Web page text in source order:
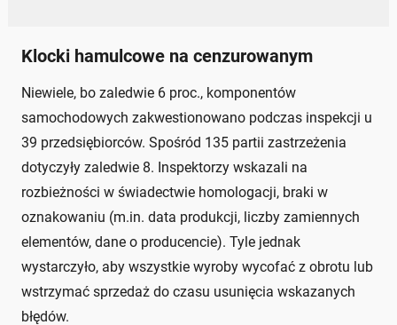
Klocki hamulcowe na cenzurowanym
Niewiele, bo zaledwie 6 proc., komponentów
samochodowych zakwestionowano podczas inspekcji u
39 przedsiębiorców. Spośród 135 partii zastrzeżenia
dotyczyły zaledwie 8. Inspektorzy wskazali na
rozbieżności w świadectwie homologacji, braki w
oznakowaniu (m.in. data produkcji, liczby zamiennych
elementów, dane o producencie). Tyle jednak
wystarczyło, aby wszystkie wyroby wycofać z obrotu lub
wstrzymać sprzedaż do czasu usunięcia wskazanych
błędów.